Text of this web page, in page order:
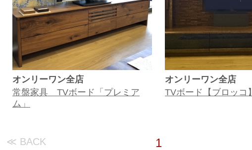
オンリーワン全店
常盤家具 TVボード「プレミア
ム」
オンリーワン全店
TVボード【ブロッコ】
≪ BACK 1